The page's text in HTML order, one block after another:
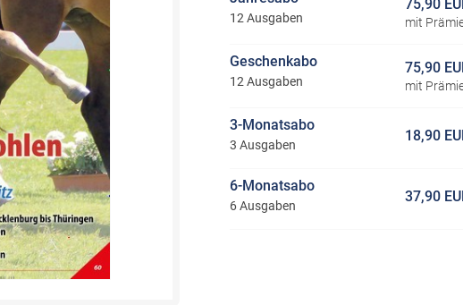
12 Ausgaben
75,90
mit
Geschenkabo
12 Ausgaben
75,90
mit
3-Monatsabo
3 Ausgaben
18,90
6-Monatsabo
6 Ausgaben
37,90